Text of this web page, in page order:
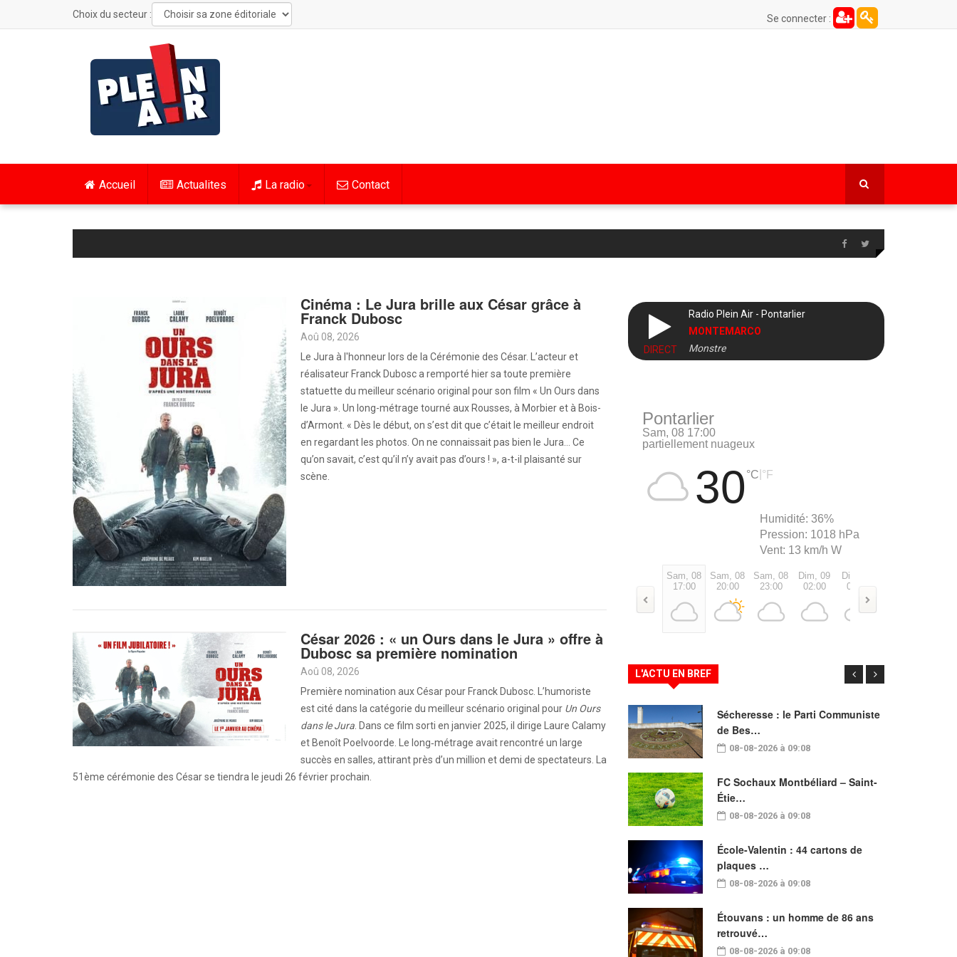
Choix du secteur : Se connecter :
Accueil Actualites La radio Contact
Cinéma : Le Jura brille aux César grâce à
Franck Dubosc
Aoû 08, 2026
Le Jura à l'honneur lors de la Cérémonie des César. L’acteur et
réalisateur Franck Dubosc a remporté hier sa toute première
statuette du meilleur scénario original pour son film « Un Ours dans
le Jura ». Un long-métrage tourné aux Rousses, à Morbier et à Bois-
d’Armont. « Dès le début, on s’est dit que c’était le meilleur endroit
en regardant les photos. On ne connaissait pas bien le Jura… Ce
qu’on savait, c’est qu’il n’y avait pas d’ours ! », a-t-il plaisanté sur
scène.
César 2026 : « un Ours dans le Jura » offre à
Dubosc sa première nomination
Aoû 08, 2026
Première nomination aux César pour Franck Dubosc. L’humoriste
est cité dans la catégorie du meilleur scénario original pour Un Ours
dans le Jura . Dans ce film sorti en janvier 2025, il dirige Laure Calamy
et Benoît Poelvoorde. Le long‑métrage avait rencontré un large
succès en salles, attirant près d’un million et demi de spectateurs. La
51ème cérémonie des César se tiendra le jeudi 26 février prochain.
DIRECT
Radio Plein Air - Pontarlier
MONTEMARCO
Monstre
Pontarlier
Sam, 08 17:00
partiellement nuageux
30 °C °F
Humidité: 36%
Pression: 1018 hPa
Vent: 13 km/h W
Sam, 08
17:00
Sam, 08
20:00
Sam, 08
23:00
Dim, 09
02:00
Dim, 09
05:00
L'ACTU EN BREF
Sécheresse : le Parti Communiste
de Bes…
08-08-2026 à 09:08
FC Sochaux Montbéliard – Saint-
Étie…
08-08-2026 à 09:08
École-Valentin : 44 cartons de
plaques …
08-08-2026 à 09:08
Étouvans : un homme de 86 ans
retrouvé…
08-08-2026 à 09:08